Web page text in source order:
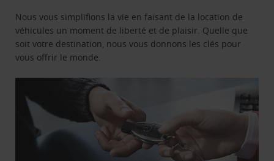
Nous vous simplifions la vie en faisant de la location de
véhicules un moment de liberté et de plaisir. Quelle que
soit votre destination, nous vous donnons les clés pour
vous offrir le monde.